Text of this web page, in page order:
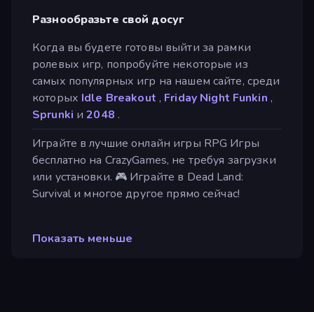
Разнообразьте свой досуг
Когда вы будете готовы выйти за рамки
ролевых игр, попробуйте некоторые из
самых популярных игр на нашем сайте, среди
которых Idle Breakout , Friday Night Funkin ,
Sprunki и2048 .
Играйте в лучшие онлайн игры RPG Игры
бесплатно на CrazyGames, не требуя загрузки
или установки. 🎮 Играйте в Dead Land:
Survival и многое другое прямо сейчас!
Показать меньше